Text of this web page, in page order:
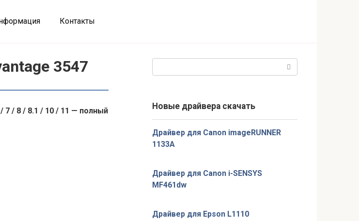
Контакты
3547
7 / 8 / 8.1 / 10 / 11 — полный
Новые драйвера скачать
Драйвер для Canon imageRUNNER
1133A
Драйвер для Canon i-SENSYS
MF461dw
Драйвер для Epson L1110